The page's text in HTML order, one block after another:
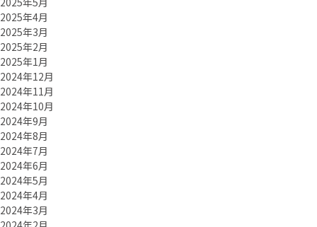
2025年4月
2025年3月
2025年2月
2025年1月
2024年12月
2024年11月
2024年10月
2024年9月
2024年8月
2024年7月
2024年6月
2024年5月
2024年4月
2024年3月